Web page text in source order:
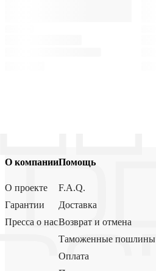
О компании
О проекте
Гарантии
Пресса о нас
Помощь
F.A.Q.
Доставка
Возврат и отмена
Таможенные пошлины
Оплата